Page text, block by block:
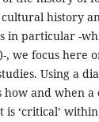
history
in particular -
, we focus here
Using a
how and when
‘critical’